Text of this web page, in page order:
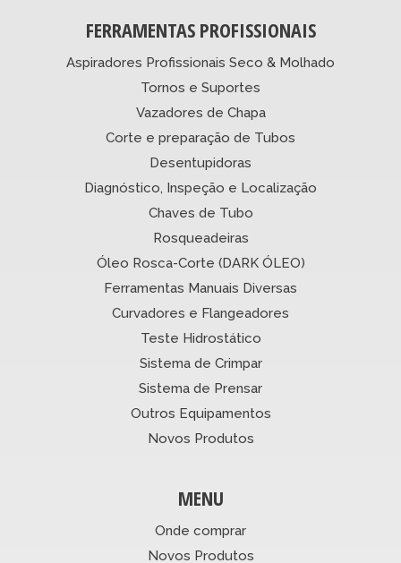
FERRAMENTAS PROFISSIONAIS
Aspiradores Profissionais Seco & Molhado
Tornos e Suportes
Vazadores de Chapa
Corte e preparação de Tubos
Desentupidoras
Diagnóstico, Inspeção e Localização
Chaves de Tubo
Rosqueadeiras
Óleo Rosca-Corte (DARK ÓLEO)
Ferramentas Manuais Diversas
Curvadores e Flangeadores
Teste Hidrostático
Sistema de Crimpar
Sistema de Prensar
Outros Equipamentos
Novos Produtos
MENU
Onde comprar
Novos Produtos